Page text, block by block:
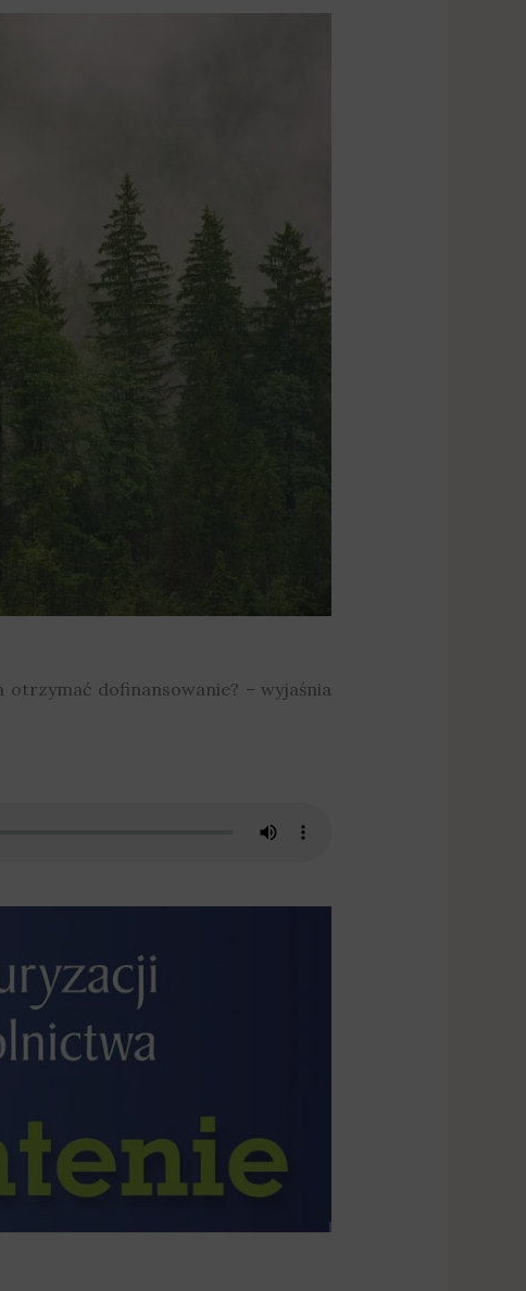
dofinansowanie? – wyjaśnia